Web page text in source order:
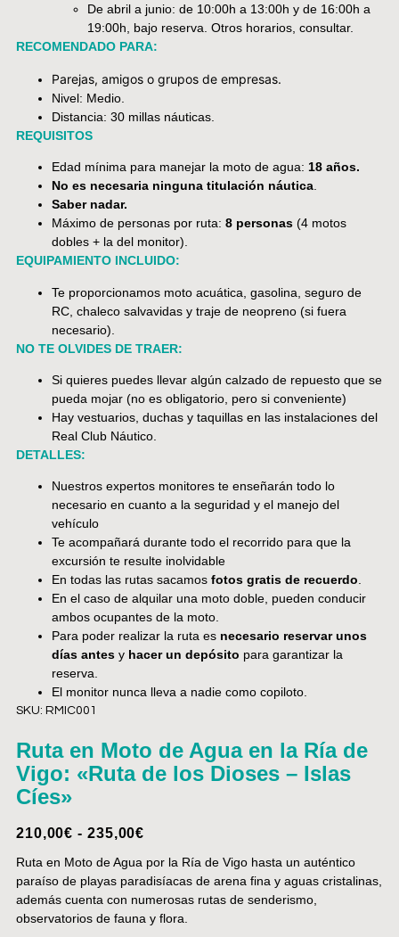
De abril a junio: de 10:00h a 13:00h y de 16:00h a
19:00h, bajo reserva. Otros horarios, consultar.
RECOMENDADO PARA:
Parejas, amigos o grupos de empresas.
Nivel: Medio.
Distancia: 30 millas náuticas.
REQUISITOS
Edad mínima para manejar la moto de agua: 18 años.
No es necesaria ninguna titulación náutica.
Saber nadar.
Máximo de personas por ruta: 8 personas(4 motos
dobles + la del monitor).
EQUIPAMIENTO INCLUIDO:
Te proporcionamos moto acuática, gasolina, seguro de
RC, chaleco salvavidas y traje de neopreno (si fuera
necesario).
NO TE OLVIDES DE TRAER:
Si quieres puedes llevar algún calzado de repuesto que se
pueda mojar (no es obligatorio, pero si conveniente)
Hay vestuarios, duchas y taquillas en las instalaciones del
Real Club Náutico.
DETALLES:
Nuestros expertos monitores te enseñarán todo lo
necesario en cuanto a la seguridad y el manejo del
vehículo
Te acompañará durante todo el recorrido para que la
excursión te resulte inolvidable
En todas las rutas sacamos fotos gratis de recuerdo.
En el caso de alquilar una moto doble, pueden conducir
ambos ocupantes de la moto.
Para poder realizar la ruta es necesario reservar unos
días antesy hacer un depósito para garantizar la
reserva.
El monitor nunca lleva a nadie como copiloto.
SKU: RMIC001
Ruta en Moto de Agua en la Ría de
Vigo: «Ruta de los Dioses – Islas
Cíes»
210,00€ - 235,00€
Ruta en Moto de Agua por la Ría de Vigo hasta un auténtico
paraíso de playas paradisíacas de arena fina y aguas cristalinas,
además cuenta con numerosas rutas de senderismo,
observatorios de fauna y flora.